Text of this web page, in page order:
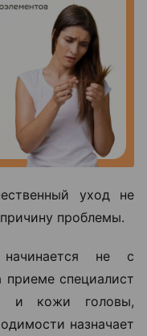
уход не
проблемы.
не с
приеме специалист
и кожи головы,
назначает